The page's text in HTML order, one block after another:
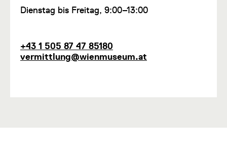
F
t
i
Dienstag bis Freitag, 9:00–13:00
T
e
+43 1 505 87 47 85180
E
-
vermittlung@wienmuseum.at